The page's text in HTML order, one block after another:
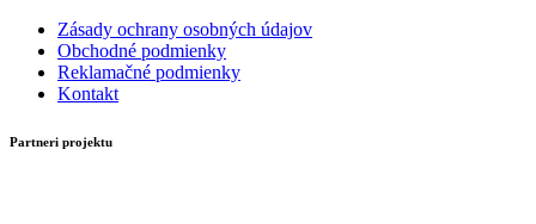
Zásady ochrany osobných údajov
Obchodné podmienky
Reklamačné podmienky
Kontakt
Partneri projektu